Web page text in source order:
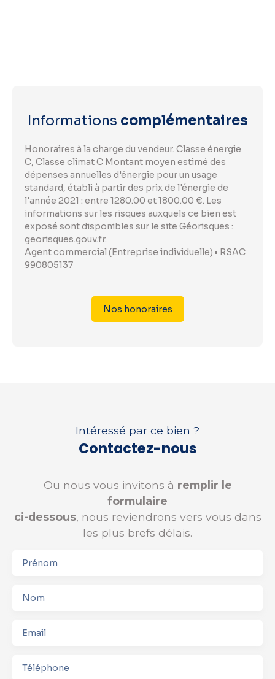
Informations complémentaires
Honoraires à la charge du vendeur. Classe énergie
C, Classe climat C Montant moyen estimé des
dépenses annuelles d'énergie pour un usage
standard, établi à partir des prix de l'énergie de
l'année 2021 : entre 1280.00 et 1800.00 €. Les
informations sur les risques auxquels ce bien est
exposé sont disponibles sur le site Géorisques :
georisques.gouv.fr.
Agent commercial (Entreprise individuelle) • RSAC
990805137
Nos honoraires
Intéressé par ce bien ?
Contactez-nous
Ou nous vous invitons à remplir le
formulaire
ci-dessous, nous reviendrons vers vous dans
les plus brefs délais.
Prénom
Nom
Email
Téléphone